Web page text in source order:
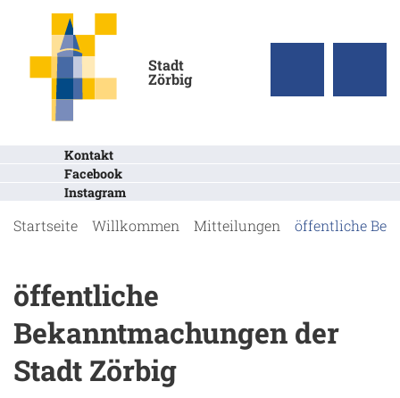
Stadt
Zörbig
Kontakt
Facebook
Instagram
Startseite Willkommen Mitteilungen öffentliche
öffentliche
Bekanntmachungen der
Stadt Zörbig